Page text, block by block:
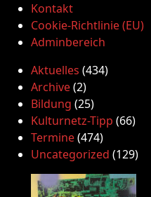
Kontakt
Cookie-Richtlinie (EU)
Adminbereich
Aktuelles (434)
Archive(2)
Bildung (25)
Kulturnetz-Tipp (66)
Termine(474)
Uncategorized (129)